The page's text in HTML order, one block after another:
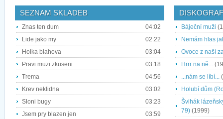
SEZNAM SKLADEB
Znas ten dum
04:02
Lide jako my
02:22
Holka blahova
03:04
Pravi muzi zkuseni
03:18
Trema
04:56
Krev neklidna
03:02
Sloni bugy
03:23
Jsem pry blazen jen
03:59
Báječní muži
Nemám hlas
Ovoce z naší
Hrrr na ně...
...nám se líbí...
Holubí dům
Švihák
79) (1999)